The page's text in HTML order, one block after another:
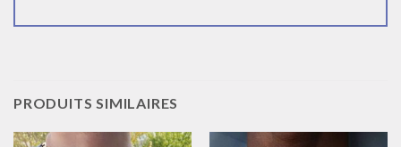
PRODUITS SIMILAIRES